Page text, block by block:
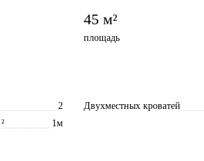
45 м²
площадь
2 Двухместных кроватей
1м
²